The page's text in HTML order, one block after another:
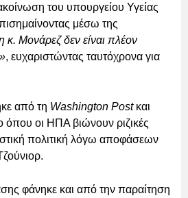
του υπουργείου Υγείας
μέσω της
κ. Μονάρεζ δεν είναι πλέον
, ευχαριστώντας ταυτόχρονα για
από τη Washington Postκαι
όπου οι ΗΠΑ βιώνουν ριζικές
πολιτική λόγω αποφάσεων
φάνηκε και από την παραίτηση